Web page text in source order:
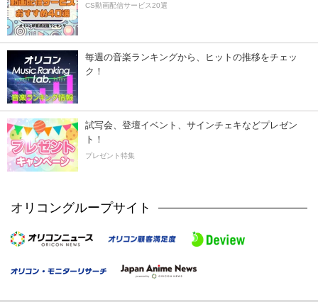
CS動画配信サービス20選
毎週の音楽ランキングから、ヒットの推移をチェッ
ク！
試写会、登壇イベント、サインチェキなどプレゼン
ト！
プレゼント特集
オリコングループサイト